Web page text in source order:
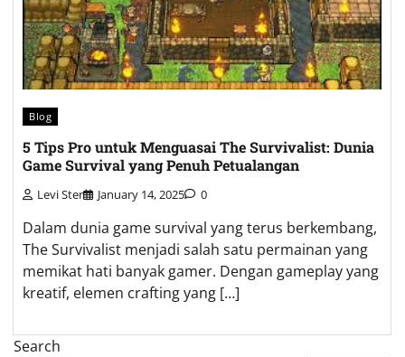
Blog
5 Tips Pro untuk Menguasai The Survivalist: Dunia
Game Survival yang Penuh Petualangan
Levi Ster January 14, 2025 0
Dalam dunia game survival yang terus berkembang,
The Survivalist menjadi salah satu permainan yang
memikat hati banyak gamer. Dengan gameplay yang
kreatif, elemen crafting yang […]
Search